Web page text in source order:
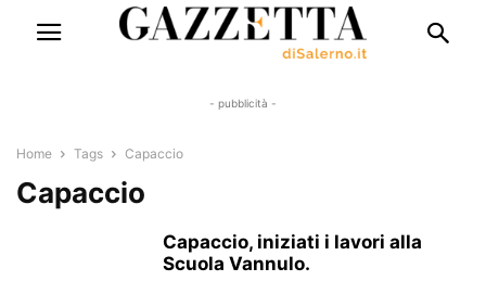
- pubblicità -
Home Tags Capaccio
Capaccio
Capaccio, iniziati i lavori alla
Scuola Vannulo.